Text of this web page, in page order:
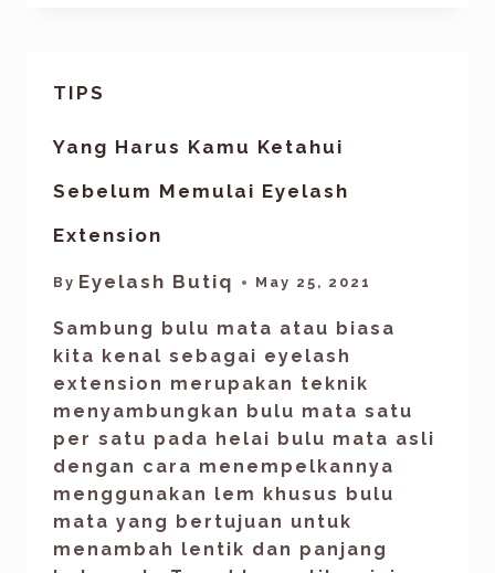
TIPS
Yang Harus Kamu Ketahui
Sebelum Memulai Eyelash
Extension
By Eyelash Butiq May 25, 2021
Sambung bulu mata atau biasa
kita kenal sebagai eyelash
extension merupakan teknik
menyambungkan bulu mata satu
per satu pada helai bulu mata asli
dengan cara menempelkannya
menggunakan lem khusus bulu
mata yang bertujuan untuk
menambah lentik dan panjang